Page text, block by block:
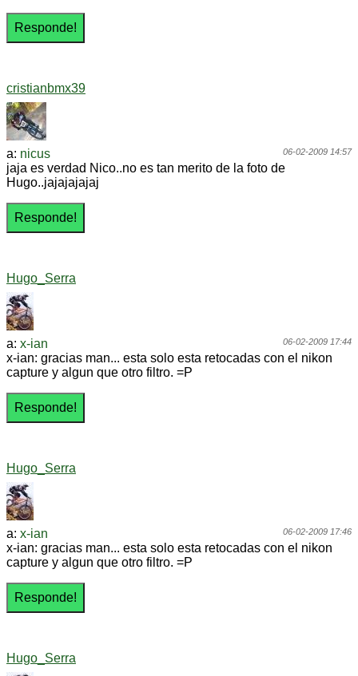
cristianbmx39
06-02-2009 14:57
a: nicus
jaja es verdad Nico..no es tan merito de la foto de
Hugo..jajajajajaj
Hugo_Serra
06-02-2009 17:44
a: x-ian
x-ian: gracias man... esta solo esta retocadas con el nikon
capture y algun que otro filtro. =P
Hugo_Serra
06-02-2009 17:46
a: x-ian
x-ian: gracias man... esta solo esta retocadas con el nikon
capture y algun que otro filtro. =P
Hugo_Serra